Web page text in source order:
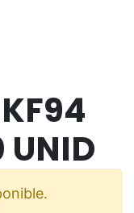
UNID